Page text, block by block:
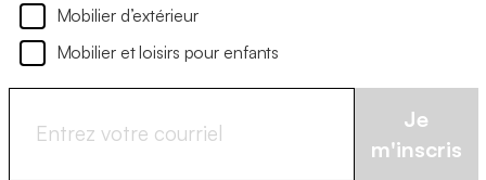
Mobilier d’extérieur
Mobilier et loisirs pour enfants
Je
m'inscris